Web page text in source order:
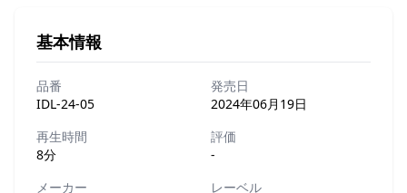
基本情報
品番
IDL-24-05
発売日
2024年06月19日
再生時間
8分
評価
-
メーカー
レーベル